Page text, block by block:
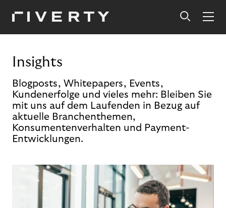
Insights
Blogposts, Whitepapers, Events,
Kundenerfolge und vieles mehr: Bleiben Sie
mit uns auf dem Laufenden in Bezug auf
aktuelle Branchenthemen,
Konsumentenverhalten und Payment-
Entwicklungen.